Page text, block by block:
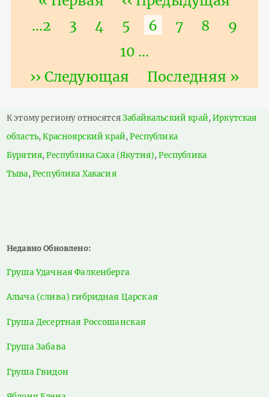
страниц
страница
страница
Страница
…2 Страница
3 Страница
4 Страница
5
Текущая
6 Страница
7 8
9
Страница
10 …
Следующая
›› Следующая
Последняя
Последняя »
К этому региону относятся Забайкальский край,Иркутская
область,Красноярский край,Республика
Бурятия,Республика Саха (Якутия),Республика
Тыва,Республика Хакасия
Недавно Обновлено:
Груша Удачная Фалкенберга
Алыча (слива) гибридная Царская
Груша Десертная Россошанская
Груша Забава
Груша Гвидон